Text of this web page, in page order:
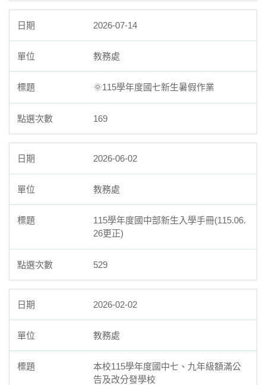
2026-07-14
教務處
🌞115學年度國七新生暑假作業
169
2026-06-02
教務處
115學年度國中部新生入學手冊(115.06.
26更正)
529
2026-02-02
教務處
本校115學年度國中七、九年級額滿公
告及改分發學校